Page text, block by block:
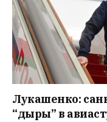
Лукашенко:
“дыры” в